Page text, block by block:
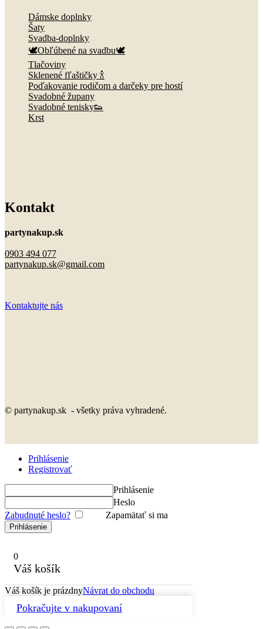
Dámske doplnky
Šaty
Svadba-doplnky
🕊️Obľúbené na svadbu🕊️
Tlačoviny
Sklenené fľaštičky 🍾
Poďakovanie rodičom a darčeky pre hostí
Svadobné župany
Svadobné tenisky👟
Krst
Kontakt
partynakup.sk
0903 494 077
partynakup.sk@gmail.com
Kontaktujte nás
© partynakup.sk - všetky práva vyhradené.
Prihlásenie
Registrovať
Prihlásenie
Heslo
Zabudnuté heslo?
Zapamätať si ma
0
Váš košík
Váš košík je prázdnyNávrat do obchodu
Pokračujte v nakupovaní